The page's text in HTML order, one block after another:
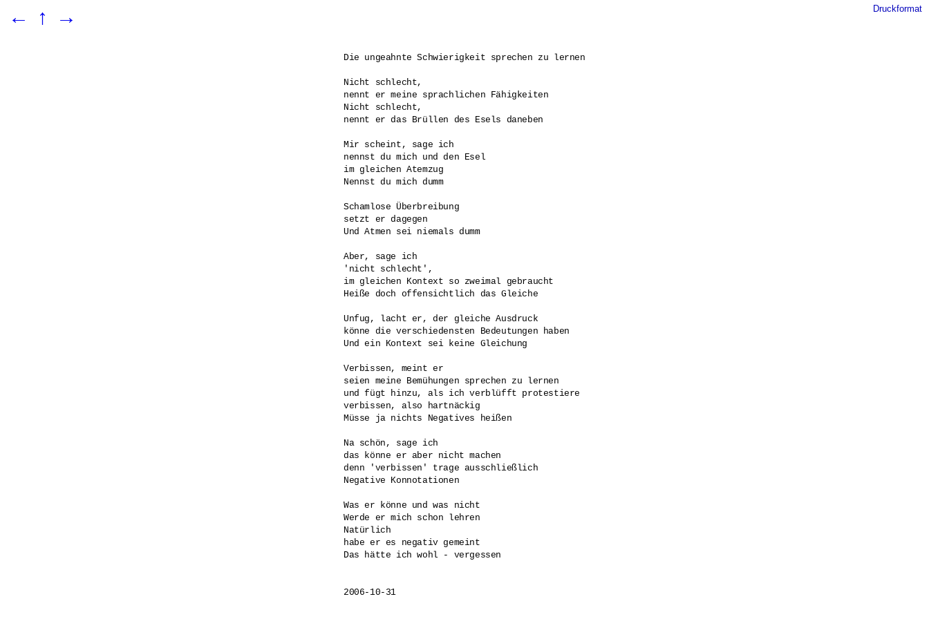
← ↑ → Druckformat
Die ungeahnte Schwierigkeit sprechen zu lernen
Nicht schlecht,
nennt er meine sprachlichen Fähigkeiten
Nicht schlecht,
nennt er das Brüllen des Esels daneben
Mir scheint, sage ich
nennst du mich und den Esel
im gleichen Atemzug
Nennst du mich dumm
Schamlose Überbreibung
setzt er dagegen
Und Atmen sei niemals dumm
Aber, sage ich
'nicht schlecht',
im gleichen Kontext so zweimal gebraucht
Heiße doch offensichtlich das Gleiche
Unfug, lacht er, der gleiche Ausdruck
könne die verschiedensten Bedeutungen haben
Und ein Kontext sei keine Gleichung
Verbissen, meint er
seien meine Bemühungen sprechen zu lernen
und fügt hinzu, als ich verblüfft protestiere
verbissen, also hartnäckig
Müsse ja nichts Negatives heißen
Na schön, sage ich
das könne er aber nicht machen
denn 'verbissen' trage ausschließlich
Negative Konnotationen
Was er könne und was nicht
Werde er mich schon lehren
Natürlich
habe er es negativ gemeint
Das hätte ich wohl - vergessen